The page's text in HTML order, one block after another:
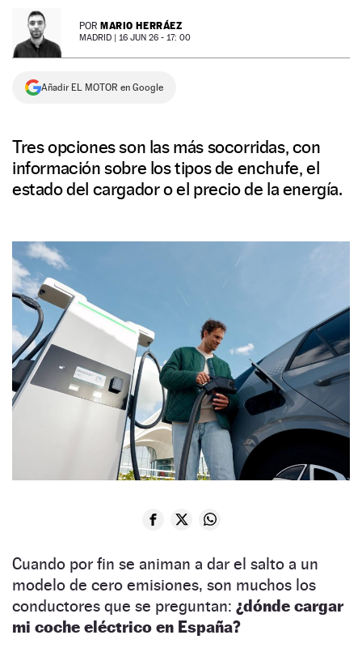
NEWSLETTER POR MARIO HERRÁEZ
MADRID | 16 JUN 26 - 17: 00
Añadir EL MOTOR en Google
Tres opciones son las más socorridas, con
información sobre los tipos de enchufe, el
estado del cargador o el precio de la energía.
Cuando por fin se animan a dar el salto a un
modelo de cero emisiones, son muchos los
conductores que se preguntan: ¿dónde cargar
mi coche eléctrico en España?